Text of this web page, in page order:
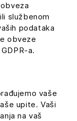
službenom
podataka
obveze
a.
vaše
upite. Vaši
na vaš